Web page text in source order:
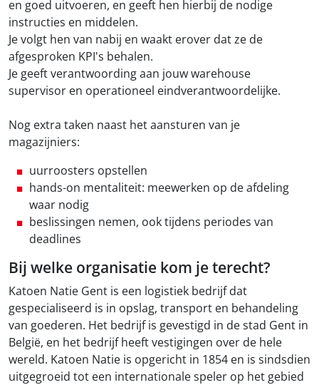
en goed uitvoeren, en geeft hen hierbij de nodige
instructies en middelen.
Je volgt hen van nabij en waakt erover dat ze de
afgesproken KPI's behalen.
Je geeft verantwoording aan jouw warehouse
supervisor en operationeel eindverantwoordelijke.
Nog extra taken naast het aansturen van je
magazijniers:
uurroosters opstellen
hands-on mentaliteit: meewerken op de afdeling
waar nodig
beslissingen nemen, ook tijdens periodes van
deadlines
Bij welke organisatie kom je terecht?
Katoen Natie Gent is een logistiek bedrijf dat
gespecialiseerd is in opslag, transport en behandeling
van goederen. Het bedrijf is gevestigd in de stad Gent in
België, en het bedrijf heeft vestigingen over de hele
wereld. Katoen Natie is opgericht in 1854 en is sindsdien
uitgegroeid tot een internationale speler op het gebied